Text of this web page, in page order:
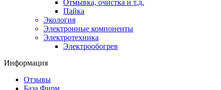
Отмывка, очистка и т.д.
Пайка
Экология
Электронные компоненты
Электротехника
Электрообогрев
Информация
Отзывы